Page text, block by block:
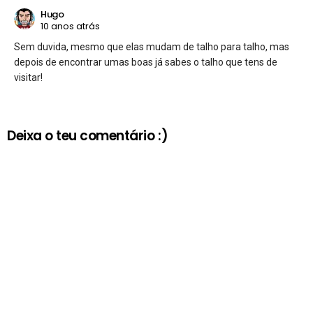
Hugo
10 anos atrás
Sem duvida, mesmo que elas mudam de talho para talho, mas
depois de encontrar umas boas já sabes o talho que tens de
visitar!
Deixa o teu comentário :)